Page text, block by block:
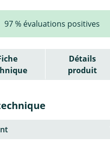
97 % évaluations positives
Détails
produit